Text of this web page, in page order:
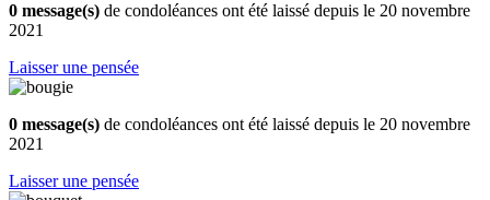
0 message(s) de condoléances ont été laissé depuis le 20 novembre
2021
Laisser une pensée
0 message(s) de condoléances ont été laissé depuis le 20 novembre
2021
Laisser une pensée